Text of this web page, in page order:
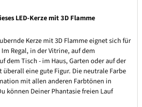
LED-Kerze mit 3D Flamme
Kerze mit 3D Flamme eignet sich für
Regal, in der Vitrine, auf dem
dem Tisch - im Haus, Garten oder auf der
überall eine gute Figur. Die neutrale Farbe
mit allen anderen Farbtönen in
können Deiner Phantasie freien Lauf